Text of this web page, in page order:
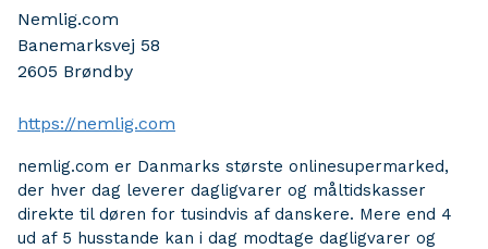
Nemlig.com
Banemarksvej 58
2605 Brøndby
https://nemlig.com
nemlig.com er Danmarks største onlinesupermarked,
der hver dag leverer dagligvarer og måltidskasser
direkte til døren for tusindvis af danskere. Mere end 4
ud af 5 husstande kan i dag modtage dagligvarer og